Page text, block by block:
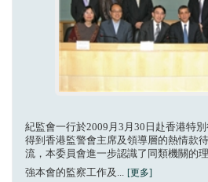
紀監會一行於2009月3月30日赴香港特
得到香港監警會主席及領導層的熱情款
流，本委員會進一步認識了同類機關的
強本會的監察工作及... [更多]